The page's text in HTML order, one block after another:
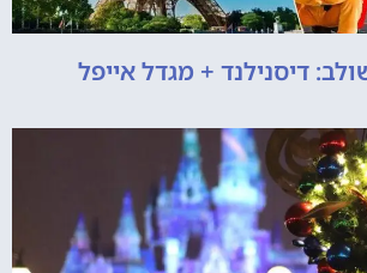
דיסנילנד + מגדל אייפל